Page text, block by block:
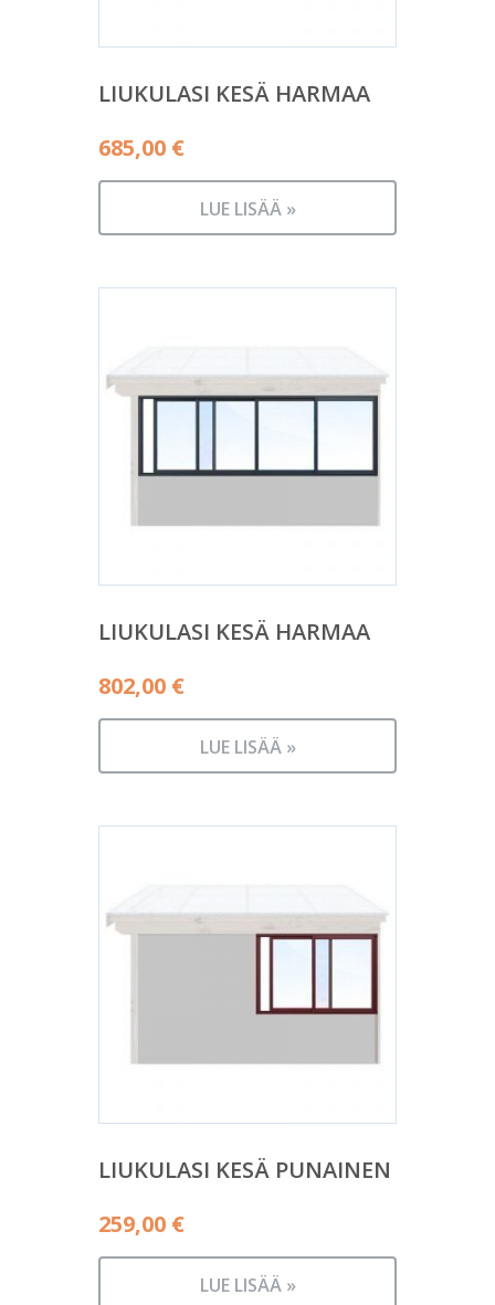
LIUKULASI KESÄ HARMAA
685,00 €
LUE LISÄÄ »
LIUKULASI KESÄ HARMAA
802,00 €
LUE LISÄÄ »
LIUKULASI KESÄ PUNAINEN
259,00 €
LUE LISÄÄ »